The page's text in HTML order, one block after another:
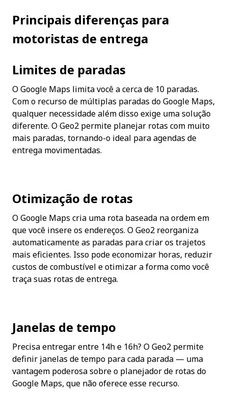
Principais diferenças para
motoristas de entrega
Limites de paradas
O Google Maps limita você a cerca de 10 paradas.
Com o recurso de múltiplas paradas do Google Maps,
qualquer necessidade além disso exige uma solução
diferente. O Geo2 permite planejar rotas com muito
mais paradas, tornando-o ideal para agendas de
entrega movimentadas.
Otimização de rotas
O Google Maps cria uma rota baseada na ordem em
que você insere os endereços. O Geo2 reorganiza
automaticamente as paradas para criar os trajetos
mais eficientes. Isso pode economizar horas, reduzir
custos de combustível e otimizar a forma como você
traça suas rotas de entrega.
Janelas de tempo
Precisa entregar entre 14h e 16h? O Geo2 permite
definir janelas de tempo para cada parada — uma
vantagem poderosa sobre o planejador de rotas do
Google Maps, que não oferece esse recurso.